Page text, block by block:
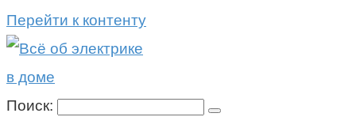
Перейти к контенту
Поиск: